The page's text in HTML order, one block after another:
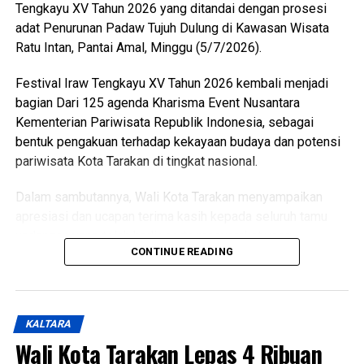
Messenger 0 Twitter/X 0
Tengkayu XV Tahun 2026 yang ditandai dengan prosesi
adat Penurunan Padaw Tujuh Dulung di Kawasan Wisata
Ratu Intan, Pantai Amal, Minggu (5/7/2026).
Festival Iraw Tengkayu XV Tahun 2026 kembali menjadi
bagian Dari 125 agenda Kharisma Event Nusantara
Kementerian Pariwisata Republik Indonesia, sebagai
bentuk pengakuan terhadap kekayaan budaya dan potensi
pariwisata Kota Tarakan di tingkat nasional.
Dalam sambutannya, Wali Kota Tarakan menyampaikan
undangan yang telah hadir serta masyarakat yang
memadati lokasi acara dengan penuh antusias untuk
kebijakan efisiensi anggaran, pelaksanaan Festival Iraw
Tengkayu akan terus dipertahankan sebagai upaya
CONTINUE READING
KALTARA
Wali Kota Tarakan Lepas 4 Ribuan